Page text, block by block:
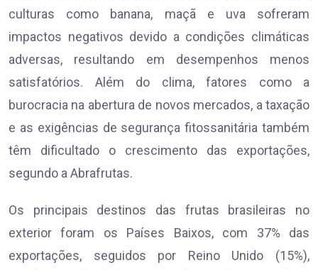
culturas como banana, maçã e uva sofreram
impactos negativos devido a condições climáticas
adversas, resultando em desempenhos menos
satisfatórios. Além do clima, fatores como a
burocracia na abertura de novos mercados, a taxação
e as exigências de segurança fitossanitária também
têm dificultado o crescimento das exportações,
segundo a Abrafrutas.
Os principais destinos das frutas brasileiras no
exterior foram os Países Baixos, com 37% das
exportações, seguidos por Reino Unido (15%),